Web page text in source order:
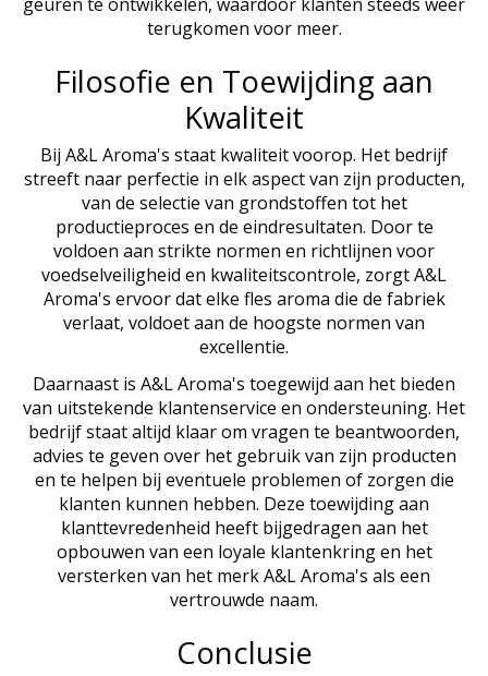
terugkomen voor meer.
Filosofie en Toewijding aan
Kwaliteit
Bij A&L Aroma's staat kwaliteit voorop. Het bedrijf
streeft naar perfectie in elk aspect van zijn producten,
van de selectie van grondstoffen tot het
productieproces en de eindresultaten. Door te
voldoen aan strikte normen en richtlijnen voor
voedselveiligheid en kwaliteitscontrole, zorgt A&L
Aroma's ervoor dat elke fles aroma die de fabriek
verlaat, voldoet aan de hoogste normen van
excellentie.
Daarnaast is A&L Aroma's toegewijd aan het bieden
van uitstekende klantenservice en ondersteuning. Het
bedrijf staat altijd klaar om vragen te beantwoorden,
advies te geven over het gebruik van zijn producten
en te helpen bij eventuele problemen of zorgen die
klanten kunnen hebben. Deze toewijding aan
klanttevredenheid heeft bijgedragen aan het
opbouwen van een loyale klantenkring en het
versterken van het merk A&L Aroma's als een
vertrouwde naam.
Conclusie